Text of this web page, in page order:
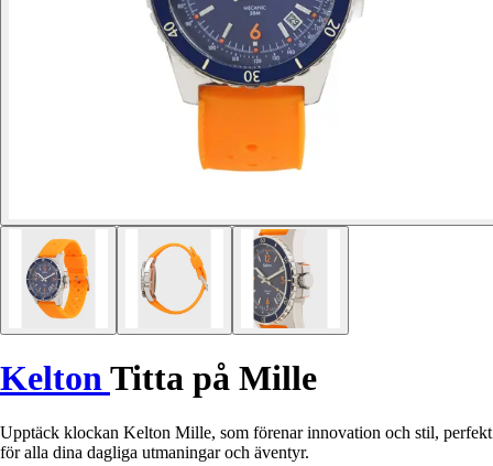
KeltonTitta på Mille
Upptäck klockan Kelton Mille, som förenar innovation och stil, perfekt
för alla dina dagliga utmaningar och äventyr.